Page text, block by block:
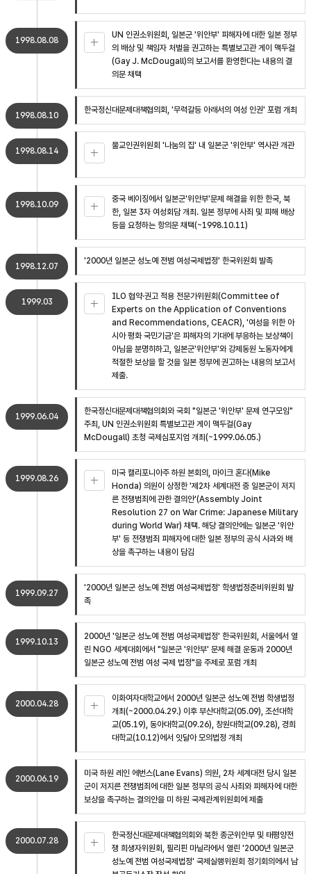
1998.08.08
UN 인권소위원회, 일본군 '위안부' 피해자에 대한 일본 정부
의 배상 및 책임자 처벌을 권고하는 특별보고관 게이 맥두걸
(Gay J. McDougall)의 보고서를 환영한다는 내용의 결
의문 채택
1998.08.10
한국정신대문제대책협의회, '무력갈등 아래서의 여성 인권' 포럼 개최
1998.08.14
불교인권위원회 '나눔의 집' 내 일본군 '위안부' 역사관 개관
1998.10.09
중국 베이징에서 일본군'위안부'문제 해결을 위한 한국, 북
한, 일본 3자 여성회담 개최. 일본 정부에 사죄 및 피해 배상
등을 요청하는 항의문 채택(~1998.10.11)
1998.12.07
'2000년 일본군 성노예 전범 여성국제법정' 한국위원회 발족
1999.03
ILO 협약·권고 적용 전문가위원회(Committee of
Experts on the Application of Conventions
and Recommendations, CEACR), '여성을 위한 아
시아 평화 국민기금'은 피해자의 기대에 부응하는 보상책이
아님을 분명히하고, 일본군'위안부'와 강제동원 노동자에게
적절한 보상을 할 것을 일본 정부에 권고하는 내용의 보고서
제출.
1999.06.04
한국정신대문제대책협의회와 국회 "일본군 '위안부' 문제 연구모임"
주최, UN 인권소위원회 특별보고관 게이 맥두걸(Gay
McDougall) 초청 국제심포지엄 개최(~1999.06.05.)
1999.08.26
미국 캘리포니아주 하원 본회의, 마이크 혼다(Mike
Honda) 의원이 상정한 '제2차 세계대전 중 일본군이 저지
른 전쟁범죄에 관한 결의안'(Assembly Joint
Resolution 27 on War Crime: Japanese Military
during World War) 채택. 해당 결의안에는 일본군 '위안
부' 등 전쟁범죄 피해자에 대한 일본 정부의 공식 사과와 배
상을 촉구하는 내용이 담김
1999.09.27
'2000년 일본군 성노예 전범 여성국제법정' 학생법정준비위원회 발
족
1999.10.13
2000년 '일본군 성노예 전범 여성국제법정' 한국위원회, 서울에서 열
린 NGO 세계대회에서 "일본군 '위안부' 문제 해결 운동과 2000년
일본군 성노예 전범 여성 국제 법정"을 주제로 포럼 개최
2000.04.28
이화여자대학교에서 2000년 일본군 성노예 전범 학생법정
개최(~2000.04.29.) 이후 부산대학교(05.09), 조선대학
교(05.19), 동아대학교(09.26), 창원대학교(09.28), 경희
대학교(10.12)에서 잇달아 모의법정 개최
2000.06.19
미국 하원 레인 에번스(Lane Evans) 의원, 2차 세계대전 당시 일본
군이 저지른 전쟁범죄에 대한 일본 정부의 공식 사죄와 피해자에 대한
보상을 촉구하는 결의안을 미 하원 국제관계위원회에 제출
2000.07.28
한국정신대문제대책협의회와 북한 종군위안부 및 태평양전
쟁 희생자위원회, 필리핀 마닐라에서 열린 '2000년 일본군
성노예 전범 여성국제법정' 국제실행위원회 정기회의에서 남